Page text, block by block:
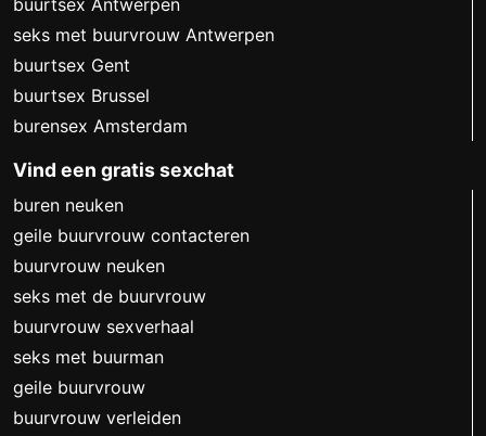
buurtsex Antwerpen
seks met buurvrouw Antwerpen
buurtsex Gent
buurtsex Brussel
burensex Amsterdam
Vind een gratis sexchat
buren neuken
geile buurvrouw contacteren
buurvrouw neuken
seks met de buurvrouw
buurvrouw sexverhaal
seks met buurman
geile buurvrouw
buurvrouw verleiden